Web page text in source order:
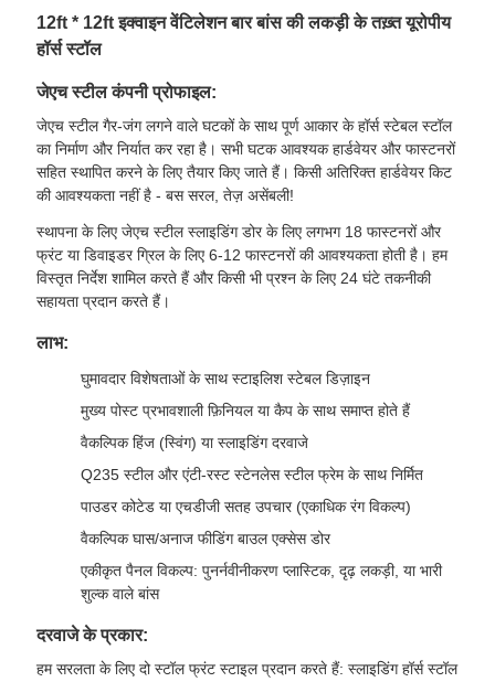
12ft * 12ft इक्वाइन वेंटिलेशन बार बांस की लकड़ी के तख़्त यूरोपीय
हॉर्स स्टॉल
जेएच स्टील कंपनी प्रोफाइल:
जेएच स्टील गैर-जंग लगने वाले घटकों के साथ पूर्ण आकार के हॉर्स स्टेबल स्टॉल
का निर्माण और निर्यात कर रहा है। सभी घटक आवश्यक हार्डवेयर और फास्टनरों
सहित स्थापित करने के लिए तैयार किए जाते हैं। किसी अतिरिक्त हार्डवेयर किट
की आवश्यकता नहीं है - बस सरल, तेज़ असेंबली!
स्थापना के लिए जेएच स्टील स्लाइडिंग डोर के लिए लगभग 18 फास्टनरों और
फ्रंट या डिवाइडर ग्रिल के लिए 6-12 फास्टनरों की आवश्यकता होती है। हम
विस्तृत निर्देश शामिल करते हैं और किसी भी प्रश्न के लिए 24 घंटे तकनीकी
सहायता प्रदान करते हैं।
लाभ:
घुमावदार विशेषताओं के साथ स्टाइलिश स्टेबल डिज़ाइन
मुख्य पोस्ट प्रभावशाली फ़िनियल या कैप के साथ समाप्त होते हैं
वैकल्पिक हिंज (स्विंग) या स्लाइडिंग दरवाजे
Q235 स्टील और एंटी-रस्ट स्टेनलेस स्टील फ्रेम के साथ निर्मित
पाउडर कोटेड या एचडीजी सतह उपचार (एकाधिक रंग विकल्प)
वैकल्पिक घास/अनाज फीडिंग बाउल एक्सेस डोर
एकीकृत पैनल विकल्प: पुनर्नवीनीकरण प्लास्टिक, दृढ़ लकड़ी, या भारी
शुल्क वाले बांस
दरवाजे के प्रकार:
हम सरलता के लिए दो स्टॉल फ्रंट स्टाइल प्रदान करते हैं: स्लाइडिंग हॉर्स स्टॉल